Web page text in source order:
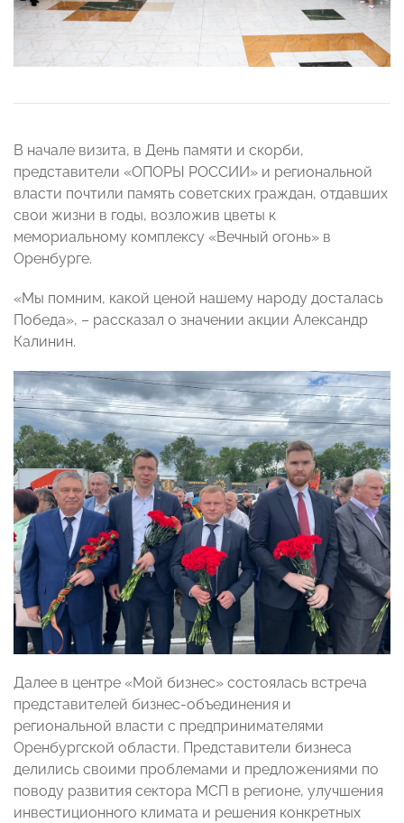
В начале визита, в День памяти и скорби,
представители «ОПОРЫ РОССИИ» и региональной
власти почтили память советских граждан, отдавших
свои жизни в годы, возложив цветы к
мемориальному комплексу «Вечный огонь» в
Оренбурге.
«Мы помним, какой ценой нашему народу досталась
Победа», – рассказал о значении акции Александр
Калинин.
Далее в центре «Мой бизнес» состоялась встреча
представителей бизнес-объединения и
региональной власти с предпринимателями
Оренбургской области. Представители бизнеса
делились своими проблемами и предложениями по
поводу развития сектора МСП в регионе, улучшения
инвестиционного климата и решения конкретных